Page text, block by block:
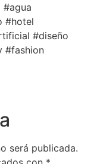
#hotel
#diseño
#fashion
será publicada.